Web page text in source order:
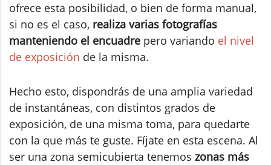
ofrece esta posibilidad, o bien de forma manual,
si no es el caso, realiza varias fotografías
manteniendo el encuadre pero variando el nivel
de exposición de la misma.
Hecho esto, dispondrás de una amplia variedad
de instantáneas, con distintos grados de
exposición, de una misma toma, para quedarte
con la que más te guste. Fíjate en esta escena. Al
ser una zona semicubierta tenemos zonas más